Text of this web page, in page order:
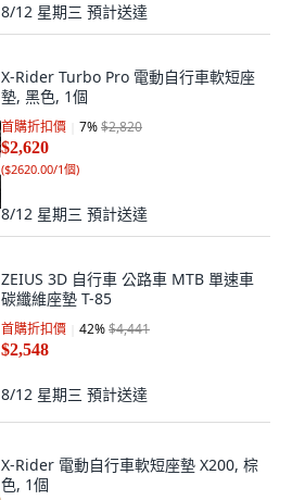
8/12 星期三 預計送達
X-Rider Turbo Pro 電動自行車軟短座
墊, 黑色, 1個
首購折扣價 7%$2,820
$2,620
($2620.00/1個)
8/12 星期三 預計送達
ZEIUS 3D 自行車 公路車 MTB 單速車
碳纖維座墊 T-85
首購折扣價 42%$4,441
$2,548
8/12 星期三 預計送達
X-Rider 電動自行車軟短座墊 X200, 棕
色, 1個